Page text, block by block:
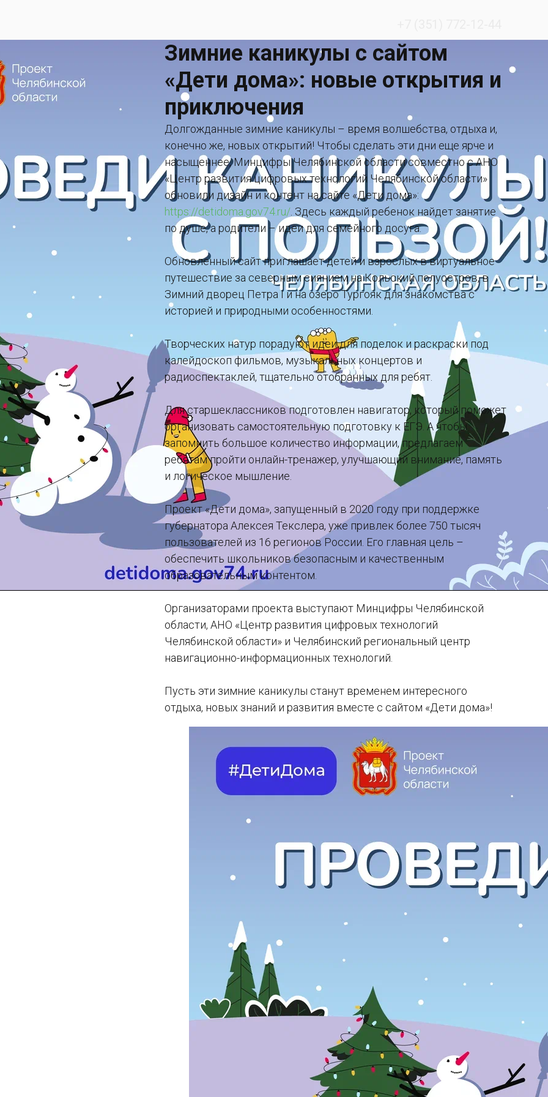
Зимние каникулы с сайтом
«Дети дома»: новые открытия и
приключения
Долгожданные зимние каникулы – время волшебства, отдыха и,
конечно же, новых открытий! Чтобы сделать эти дни еще ярче и
насыщеннее, Минцифры Челябинской области совместно с АНО
«Центр развития цифровых технологий Челябинской области»
обновили дизайн и контент на сайте «Дети дома»:
https://detidoma.gov74.ru/ . Здесь каждый ребенок найдет занятие
по душе, а родители – идеи для семейного досуга.
Обновленный сайт приглашает детей и взрослых в виртуальное
путешествие за северным сиянием на Кольский полуостров, в
Зимний дворец Петра I и на озеро Тургояк для знакомства с
историей и природными особенностями.
Творческих натур порадуют идеи для поделок и раскраски под
калейдоскоп фильмов, музыкальных концертов и
радиоспектаклей, тщательно отобранных для ребят.
Для старшеклассников подготовлен навигатор, который поможет
организовать самостоятельную подготовку к ЕГЭ. А чтобы
запомнить большое количество информации, предлагаем
ребятам пройти онлайн-тренажер, улучшающий внимание, память
и логическое мышление.
Проект «Дети дома», запущенный в 2020 году при поддержке
губернатора Алексея Текслера, уже привлек более 750 тысяч
пользователей из 16 регионов России. Его главная цель –
обеспечить школьников безопасным и качественным
образовательным контентом.
Организаторами проекта выступают Минцифры Челябинской
области, АНО «Центр развития цифровых технологий
Челябинской области» и Челябинский региональный центр
навигационно-информационных технологий.
Пусть эти зимние каникулы станут временем интересного
отдыха, новых знаний и развития вместе с сайтом «Дети дома»!